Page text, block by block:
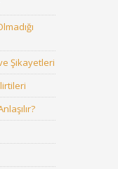
Şikayetleri